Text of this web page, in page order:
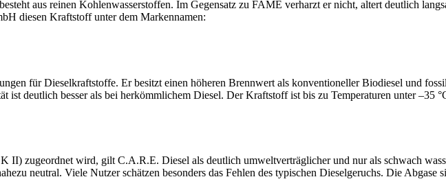
aus reinen Kohlenwasserstoffen. Im Gegensatz zu FAME verharzt er nicht, altert deutlich
diesen Kraftstoff unter dem Markennamen:
für Dieselkraftstoffe. Er besitzt einen höheren Brennwert als konventioneller Biodiesel und
deutlich besser als bei herkömmlichem Diesel. Der Kraftstoff ist bis zu Temperaturen unter –35
II) zugeordnet wird, gilt C.A.R.E. Diesel als deutlich umweltverträglicher und nur als schwach
neutral. Viele Nutzer schätzen besonders das Fehlen des typischen Dieselgeruchs. Die Abgase